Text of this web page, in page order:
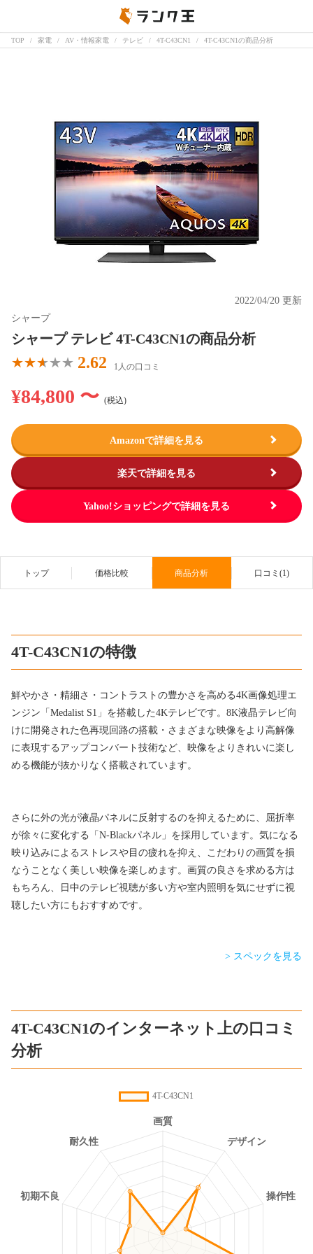
TOP 家電 AV・情報家電 テレビ 4T-C43CN1 4T-C43CN1の商品分析
2022/04/20 更新
シャープ
シャープ テレビ 4T-C43CN1の商品分析
2.62 1人の口コミ
¥84,800 〜 (税込)
Amazonで詳細を見る
楽天で詳細を見る
Yahoo!ショッピングで詳細を見る
トップ 価格比較 商品分析 口コミ(1)
4T-C43CN1の特徴
鮮やかさ・精細さ・コントラストの豊かさを高める4K画像処理エ
ンジン「Medalist S1」を搭載した4Kテレビです。8K液晶テレビ向
けに開発された色再現回路の搭載・さまざまな映像をより高解像
に表現するアップコンバート技術など、映像をよりきれいに楽し
める機能が抜かりなく搭載されています。
さらに外の光が液晶パネルに反射するのを抑えるために、屈折率
が徐々に変化する「N-Blackパネル」を採用しています。気になる
映り込みによるストレスや目の疲れを抑え、こだわりの画質を損
なうことなく美しい映像を楽しめます。画質の良さを求める方は
もちろん、日中のテレビ視聴が多い方や室内照明を気にせずに視
聴したい方にもおすすめです。
> スペックを見る
4T-C43CN1のインターネット上の口コミ
分析